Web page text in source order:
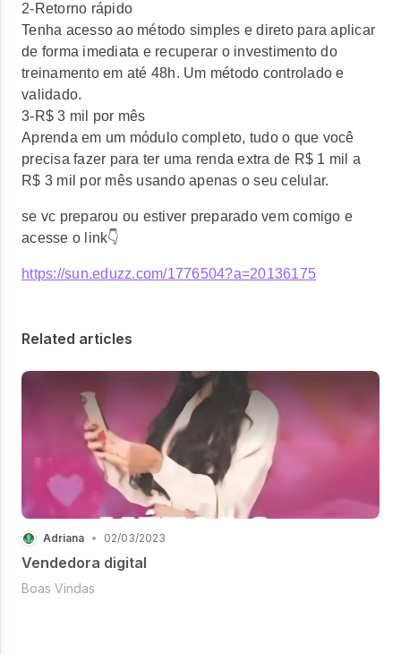
2-Retorno rápido
Tenha acesso ao método simples e direto para aplicar
de forma imediata e recuperar o investimento do
treinamento em até 48h. Um método controlado e
validado.
3-R$ 3 mil por mês
Aprenda em um módulo completo, tudo o que você
precisa fazer para ter uma renda extra de R$ 1 mil a
R$ 3 mil por mês usando apenas o seu celular.
se vc preparou ou estiver preparado vem comigo e
acesse o link👇
https://sun.eduzz.com/1776504?a=20136175
Related articles
Adriana • 02/03/2023
Vendedora digital
Boas Vindas